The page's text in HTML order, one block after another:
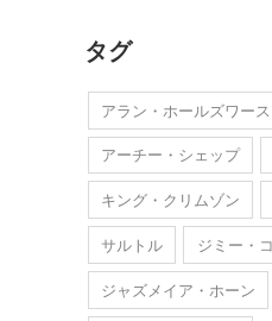
タグ
アラン・ホールズワース
アーチー・シェップ
キング・クリムゾン
サルトル
ジミー・
ジャズメイア・ホーン